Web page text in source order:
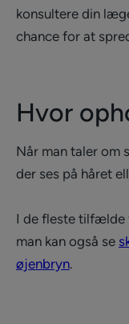
konsultere din
chance for at
Hvor
Når man taler om
der ses på håret
I de fleste tilfælde
man kan også se
øjenbryn.